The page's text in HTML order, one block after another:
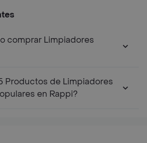
comprar Limpiadores
Productos de Limpiadores
en Rappi?